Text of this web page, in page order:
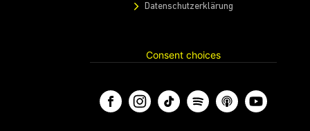
Datenschutzerklärung
Consent choices